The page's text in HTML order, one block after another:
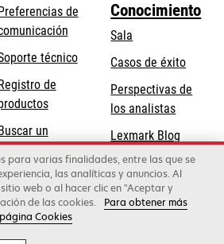
de
técnicose
pestaña
nueva
de
un
Conocimiento
Sala
Casos de éxito
Perspectivas de
los analistas
Lexmark Blog
Inc., una empresa de Xerox
derechos reservados.
para varias finalidades, entre las que se
las analíticas y anuncios. Al
web o al hacer clic en "Aceptar y
de las cookies.
Para obtener más
Cookies